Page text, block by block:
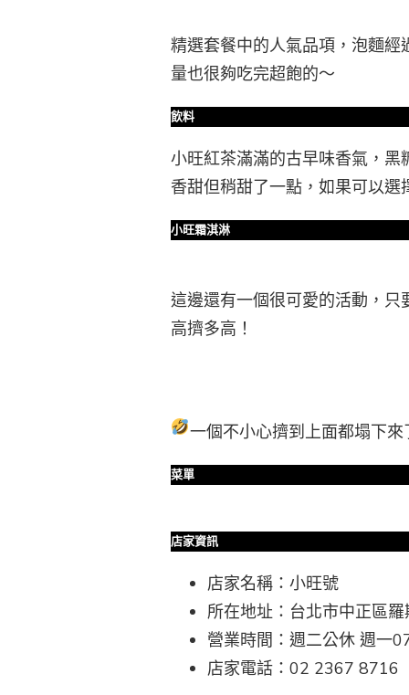
精選套餐中的人氣品項，泡麵
量也很夠吃完超飽的～
飲料
小旺紅茶滿滿的古早味香氣，
香甜但稍甜了一點，如果可以
小旺霜淇淋
這邊還有一個很可愛的活動，
高擠多高！
一個不小心擠到上面都塌下來
菜單
店家資訊
店家名稱：小旺號
所在地址：台北市中正區
營業時間：週二公休 週一
店家電話：02 2367 8716